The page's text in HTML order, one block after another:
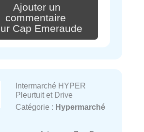
Ajouter un
commentaire
Cap Emeraude
Intermarché HYPER
Pleurtuit et Drive
Catégorie : Hypermarché